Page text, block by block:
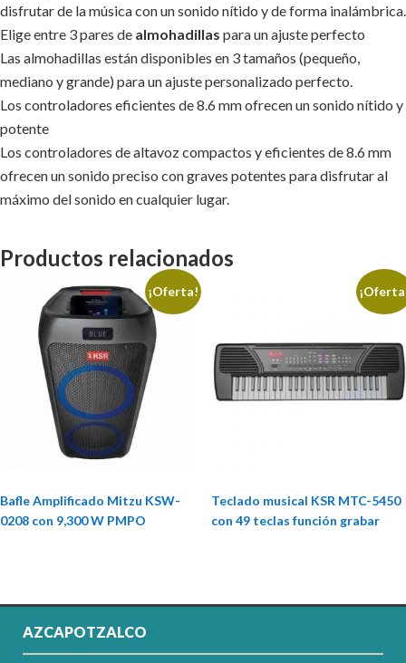
disfrutar de la música con un sonido nítido y de forma inalámbrica.
Elige entre 3 pares de almohadillas para un ajuste perfecto
Las almohadillas están disponibles en 3 tamaños (pequeño,
mediano y grande) para un ajuste personalizado perfecto.
Los controladores eficientes de 8.6 mm ofrecen un sonido nítido y
potente
Los controladores de altavoz compactos y eficientes de 8.6 mm
ofrecen un sonido preciso con graves potentes para disfrutar al
máximo del sonido en cualquier lugar.
Productos relacionados
¡Oferta!
Bafle Amplificado Mitzu KSW-
0208 con 9,300 W PMPO
Teclado musical KSR MTC-5450
con 49 teclas función grabar
AZCAPOTZALCO